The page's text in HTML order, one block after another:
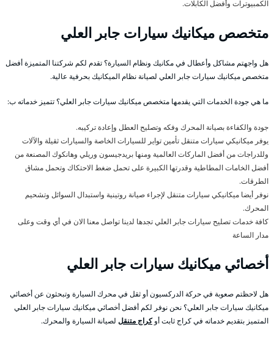
الكمبيوترات وأفضل الكابلات.
متخصص ميكانيك سيارات جابر العلي
هل واجهتم مشاكل وأعطال في مكانيك ونظام السيارة؟ تقدم لكم شركتنا المتميزة أفضل
متخصص ميكانيك سيارات جابر العلي لصيانة نظام الميكانيك بحرفية عالية.
ما هي جودة الخدمات التي يقدمها متخصص ميكانيك سيارات جابر العلي؟ تتميز خدماته ب:
جودة والكفاءة بصيانة المحرك وفكه وتصليح العطل وإعادة تركيبه.
يوفر ميكانيكي سيارات متنقل تأمين تواير للسيارات الخاصة والسيارات ثقيلة والآلات
وللدراجات من أفضل الماركات العالمية ومنها بريدجيسون وريلي وهانكوك المصنعة من
أفضل الخامات المطاطية وقدرتها الكبيرة على تحمل ضغط الاحتكاك وتحمل مشاق
الطرقات.
نوفر أيضا ميكانيكي سيارات متنقل لإجراء صيانة روتينية واستبدال السوائل وتشحيم
المحرك.
كافة خدمات تصليح سيارات جابر العلي تجدها لدينا تواصل معنا الان في أي وقت وعلى
مدار الساعة
أخصائي ميكانيك سيارات جابر العلي
هل لاحظتم صعوبة في حركة الدركسيون أو ثقل في محرك السيارة وتبحثون عن أخصائي
ميكانيك سيارات جابر العلي؟ نحن نوفر لكم أفضل أخصائي ميكانيك سيارات جابر العلي
المتميز بتقديم خدماته في كراج ثابت أوكراج متنقل لصيانة السيارة والمحرك.